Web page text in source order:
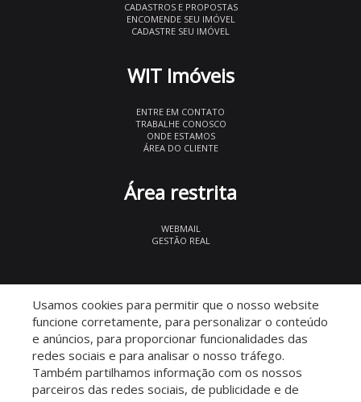
CADASTROS E PROPOSTAS
ENCOMENDE SEU IMÓVEL
CADASTRE SEU IMÓVEL
WIT Imóveis
ENTRE EM CONTATO
TRABALHE CONOSCO
ONDE ESTAMOS
ÁREA DO CLIENTE
Área restrita
WEBMAIL
GESTÃO REAL
Usamos cookies para permitir que o nosso website
funcione corretamente, para personalizar o conteúdo
e anúncios, para proporcionar funcionalidades das
redes sociais e para analisar o nosso tráfego.
Também partilhamos informação com os nossos
parceiros das redes sociais, de publicidade e de